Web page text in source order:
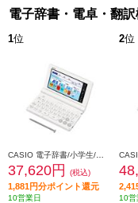
電子辞書・電卓・翻
1位
37,620円 (税込)
1,881円分ポイント還元
10営業日
2位
10営